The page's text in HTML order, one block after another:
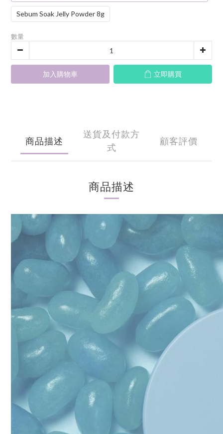
Sebum Soak Jelly Powder 8g
數量
加入購物車 立即購買
商品描述
送貨及付款方
式
顧客評價
商品描述